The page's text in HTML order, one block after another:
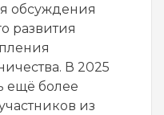
обсуждения
развития
В 2025
ещё более
из